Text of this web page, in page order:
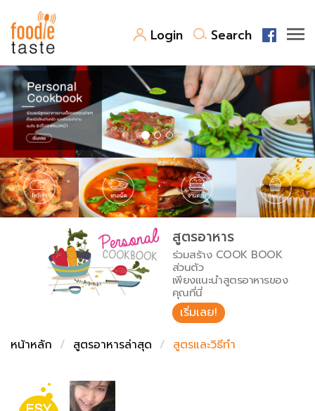
Login Search
สูตรอาหาร
สูตรอาหารล่าสุด
Top Foodie
พาไปชิม
สารพันก้นครัว
เคล็ดลับน่ารู้
เปรียบเทียบหน่วยการตวง
เปรียบเทียบอุณหภูมิ
เปรียบเทียบน้ำหนักวัตถุดิบ
FoodPedia
สร้าง Cookbook
สูตรอาหาร
ร่วมสร้าง COOK BOOK
ส่วนตัว
เพียงแนะนำสูตรอาหารของ
คุณที่นี่
เริ่มเลย!
หน้าหลัก
สูตรอาหารล่าสุด สูตรและวิธีทำ